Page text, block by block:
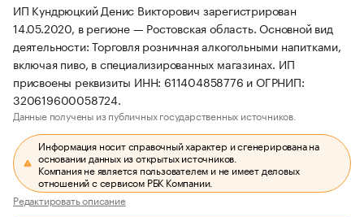
ИП Кундрюцкий Денис Викторович зарегистрирован
14.05.2020, в регионе — Ростовская область. Основной вид
деятельности: Торговля розничная алкогольными напитками,
включая пиво, в специализированных магазинах. ИП
присвоены реквизиты ИНН: 611404858776 и ОГРНИП:
320619600058724.
Данные получены из публичных государственных источников.
Информация носит справочный характер и сгенерирована на
основании данных из открытых источников.
Компания не является пользователем и не имеет деловых
отношений с сервисом РБК Компании.
Редактировать описание